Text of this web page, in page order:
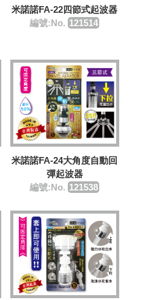
米諾諾FA-22四節式起波器
編號:No. 121514
米諾諾FA-24大角度自動回
彈起波器
編號:No. 121538